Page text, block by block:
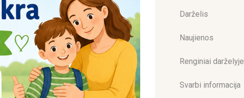
Darželis
Naujienos
Renginiai darželyje
Svarbi informacija